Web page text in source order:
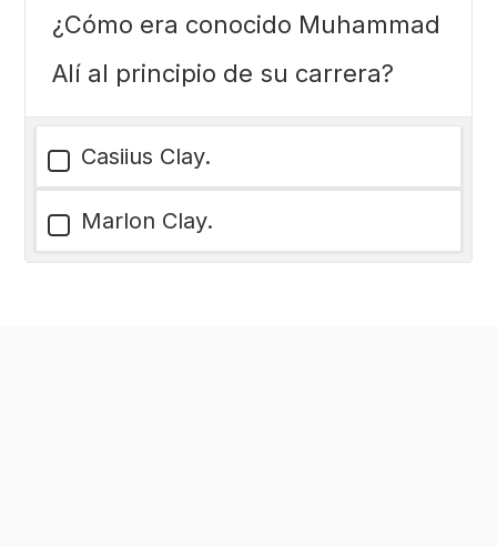
¿Cómo era conocido Muhammad
Alí al principio de su carrera?
Casiius Clay.
Marlon Clay.